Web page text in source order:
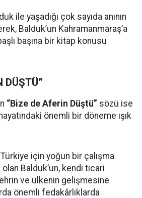
ile yaşadığı çok sayıda anının
Balduk’un Kahramanmaraş’a
başına bir kitap konusu
DÜŞTÜ”
“Bize de Aferin Düştü” sözü ise
önemli bir döneme ışık
için yoğun bir çalışma
Balduk’un, kendi ticari
ve ülkenin gelişmesine
önemli fedakârlıklarda